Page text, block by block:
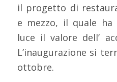
il progetto di
e mezzo, il quale
luce il valore dell’
L’inaugurazione si
ottobre.